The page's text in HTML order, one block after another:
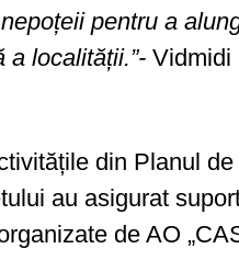
pentru a
a localității.”- Vidmidi
din Planul
au asigurat
de AO